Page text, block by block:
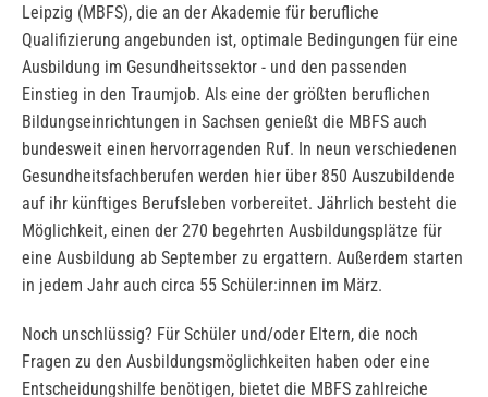
Leipzig (MBFS), die an der Akademie für berufliche
Qualifizierung angebunden ist, optimale Bedingungen für eine
Ausbildung im Gesundheitssektor - und den passenden
Einstieg in den Traumjob. Als eine der größten beruflichen
Bildungseinrichtungen in Sachsen genießt die MBFS auch
bundesweit einen hervorragenden Ruf. In neun verschiedenen
Gesundheitsfachberufen werden hier über 850 Auszubildende
auf ihr künftiges Berufsleben vorbereitet. Jährlich besteht die
Möglichkeit, einen der 270 begehrten Ausbildungsplätze für
eine Ausbildung ab September zu ergattern. Außerdem starten
in jedem Jahr auch circa 55 Schüler:innen im März.
Noch unschlüssig? Für Schüler und/oder Eltern, die noch
Fragen zu den Ausbildungsmöglichkeiten haben oder eine
Entscheidungshilfe benötigen, bietet die MBFS zahlreiche